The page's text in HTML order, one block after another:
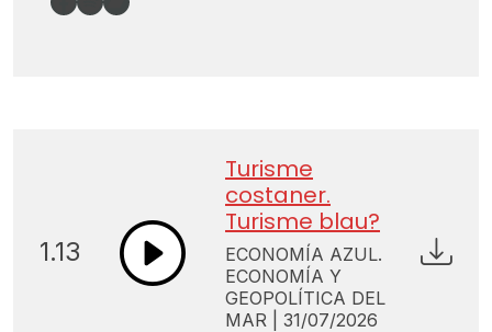
1.13
Turisme
costaner.
Turisme blau?
ECONOMÍA AZUL.
ECONOMÍA Y
GEOPOLÍTICA DEL
MAR | 31/07/2026